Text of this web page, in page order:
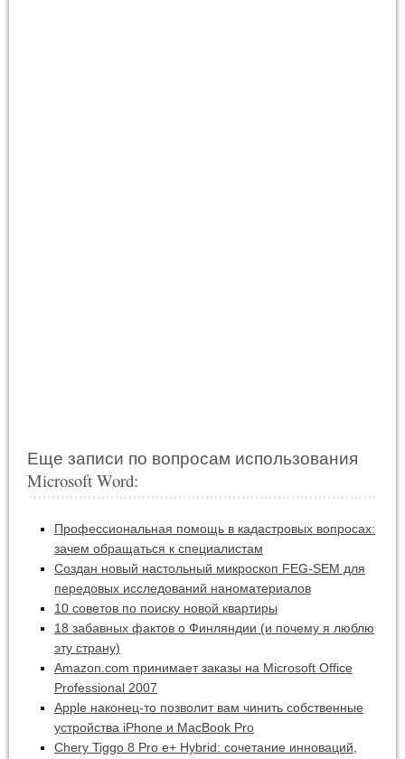
Еще записи по вопросам использования
Microsoft Word:
Профессиональная помощь в кадастровых вопросах:
зачем обращаться к специалистам
Создан новый настольный микроскоп FEG-SEM для
передовых исследований наноматериалов
10 советов по поиску новой квартиры
18 забавных фактов о Финляндии (и почему я люблю
эту страну)
Amazon.com принимает заказы на Microsoft Office
Professional 2007
Apple наконец-то позволит вам чинить собственные
устройства iPhone и MacBook Pro
Chery Tiggo 8 Pro e+ Hybrid: сочетание инноваций,